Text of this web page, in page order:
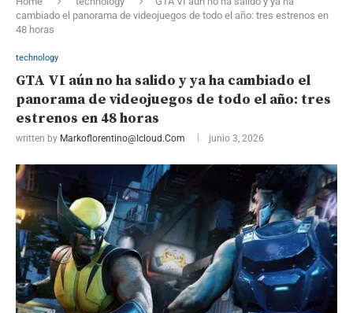
cambiado el panorama de videojuegos de todo el año: tres estrenos en
48 horas
technology
GTA VI aún no ha salido y ya ha cambiado el
panorama de videojuegos de todo el año: tres
estrenos en 48 horas
written by Markoflorentino@icloud.com junio 3, 2026